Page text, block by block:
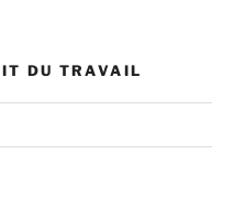
DU TRAVAIL